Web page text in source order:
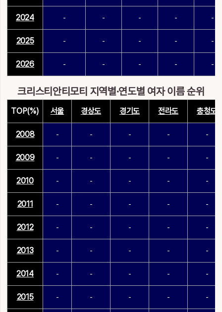
2024 - - - - -
2025 - - - - -
2026 - - - - -
크리스티안티모티 지역별·연도별 여자 이름 순위
TOP(%) 서울 경상도 경기도 전라도 충청도
2008 - - - - -
2009 - - - - -
2010 - - - - -
2011 - - - - -
2012 - - - - -
2013 - - - - -
2014 - - - - -
2015 - - - - -